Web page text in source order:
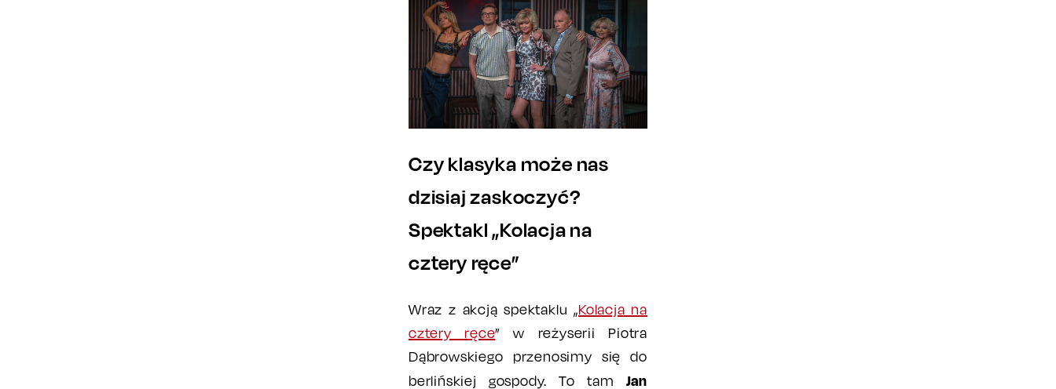
Czy klasyka może nas
dzisiaj zaskoczyć?
Spektakl „Kolacja na
cztery ręce”
Wraz z akcją spektaklu „Kolacja na
cztery ręce” w reżyserii Piotra
Dąbrowskiego przenosimy się do
berlińskiej gospody. To tam Jan